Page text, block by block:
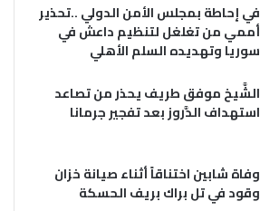
في إحاطة بمجلس الأمن الدولي ..تحذير
أممي من تغلغل لتنظيم داعش في
سوريا وتهديده السلم الأهلي
الشَّيخ موفق طريف يحذر من تصاعد
استهداف الدَّروز بعد تفجير جرمانا
وفاة شابين اختناقاً أثناء صيانة خزان
وقود في تل براك بريف الحسكة